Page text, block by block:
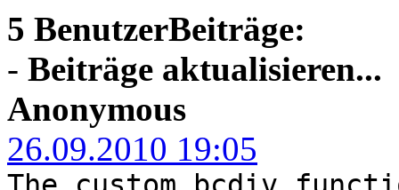
5 BenutzerBeiträge:
- Beiträge aktualisieren...
Anonymous
26.09.2010 19:05